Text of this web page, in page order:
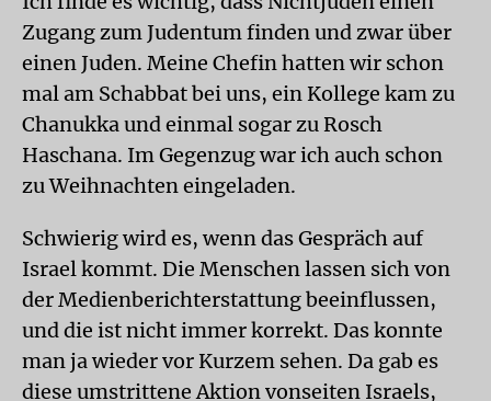
Zugang zum Judentum finden und zwar über
einen Juden. Meine Chefin hatten wir schon
mal am Schabbat bei uns, ein Kollege kam zu
Chanukka und einmal sogar zu Rosch
Haschana. Im Gegenzug war ich auch schon
zu Weihnachten eingeladen.
Schwierig wird es, wenn das Gespräch auf
Israel kommt. Die Menschen lassen sich von
der Medienberichterstattung beeinflussen,
und die ist nicht immer korrekt. Das konnte
man ja wieder vor Kurzem sehen. Da gab es
diese umstrittene Aktion vonseiten Israels,